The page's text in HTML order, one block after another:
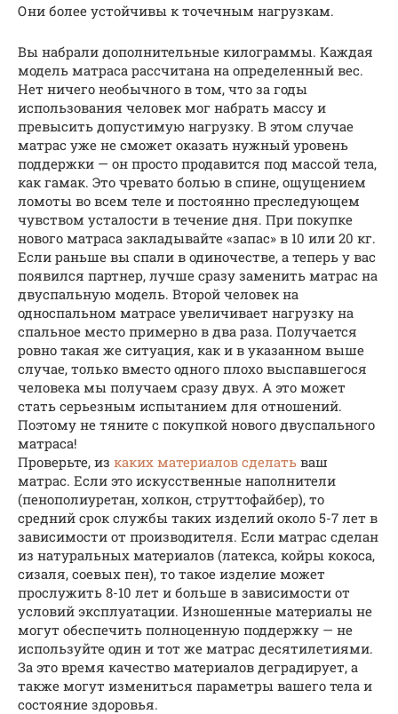
Они более устойчивы к точечным нагрузкам.
Вы набрали дополнительные килограммы. Каждая
модель матраса рассчитана на определенный вес.
Нет ничего необычного в том, что за годы
использования человек мог набрать массу и
превысить допустимую нагрузку. В этом случае
матрас уже не сможет оказать нужный уровень
поддержки — он просто продавится под массой тела,
как гамак. Это чревато болью в спине, ощущением
ломоты во всем теле и постоянно преследующем
чувством усталости в течение дня. При покупке
нового матраса закладывайте «запас» в 10 или 20 кг.
Если раньше вы спали в одиночестве, а теперь у вас
появился партнер, лучше сразу заменить матрас на
двуспальную модель. Второй человек на
односпальном матрасе увеличивает нагрузку на
спальное место примерно в два раза. Получается
ровно такая же ситуация, как и в указанном выше
случае, только вместо одного плохо выспавшегося
человека мы получаем сразу двух. А это может
стать серьезным испытанием для отношений.
Поэтому не тяните с покупкой нового двуспального
матраса!
Проверьте, из каких материалов сделать ваш
матрас. Если это искусственные наполнители
(пенополиуретан, холкон, струттофайбер), то
средний срок службы таких изделий около 5-7 лет в
зависимости от производителя. Если матрас сделан
из натуральных материалов (латекса, койры кокоса,
сизаля, соевых пен), то такое изделие может
прослужить 8-10 лет и больше в зависимости от
условий эксплуатации. Изношенные материалы не
могут обеспечить полноценную поддержку — не
используйте один и тот же матрас десятилетиями.
За это время качество материалов деградирует, а
также могут измениться параметры вашего тела и
состояние здоровья.